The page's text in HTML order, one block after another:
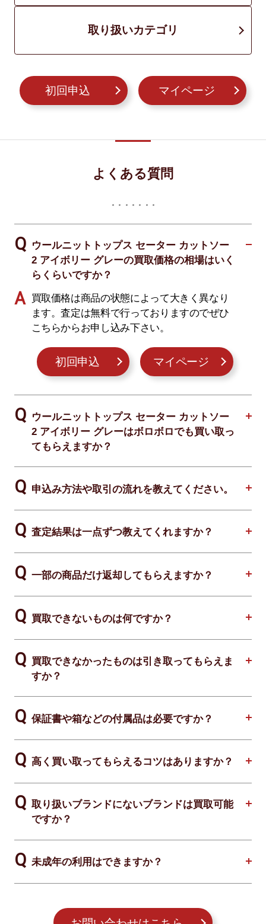
取り扱いカテゴリ
初回申込 マイページ
よくある質問
ウールニットトップス セーター カットソー
2 アイボリー グレーの買取価格の相場はいく
らくらいですか？
買取価格は商品の状態によって大きく異なり
ます。査定は無料で行っておりますのでぜひ
こちらからお申し込み下さい。
初回申込 マイページ
ウールニットトップス セーター カットソー
2 アイボリー グレーはボロボロでも買い取っ
てもらえますか？
申込み方法や取引の流れを教えてください。
査定結果は一点ずつ教えてくれますか？
一部の商品だけ返却してもらえますか？
買取できないものは何ですか？
買取できなかったものは引き取ってもらえま
すか？
保証書や箱などの付属品は必要ですか？
高く買い取ってもらえるコツはありますか？
取り扱いブランドにないブランドは買取可能
ですか？
未成年の利用はできますか？